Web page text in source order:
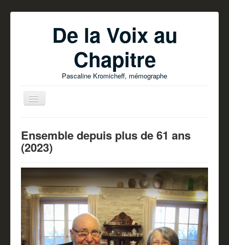
De la Voix au
Chapitre
Pascaline Kromicheff, mémographe
Ecrire votre livre
Parutions
Pascaline Kromicheff
Partenaires
Ensemble depuis plus de 61 ans
(2023)